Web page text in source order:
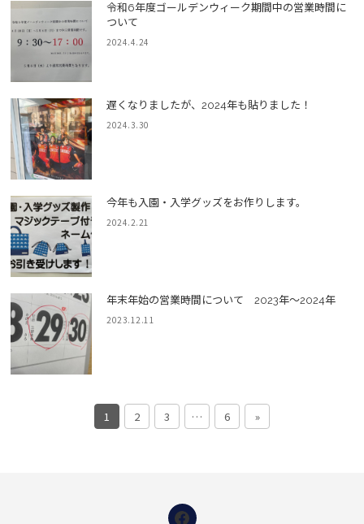
令和6年度ゴールデンウィーク期間中の営業時間に
ついて
2024.4.24
遅くなりましたが、2024年も貼りました！
2024.3.30
今年も入園・入学グッズをお作りします。
2024.2.21
年末年始の営業時間について 2023年～2024年
2023.12.11
1 2 3 … 6 »